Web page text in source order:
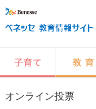
オンライン投票